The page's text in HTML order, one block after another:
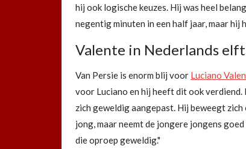
hij ook logische keuzes. Hij was heel
negentig minuten in een half jaar, maar
Valente in Nederlands
Van Persie is enorm blij voor Luciano
voor Luciano en hij heeft dit ook
zich geweldig aangepast. Hij beweegt
jong, maar neemt de jongere jongens
die oproep geweldig."